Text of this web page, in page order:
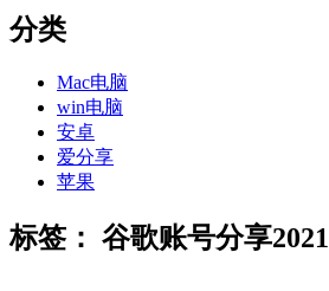
分类
Mac电脑
win电脑
安卓
爱分享
苹果
标签： 谷歌账号分享2021